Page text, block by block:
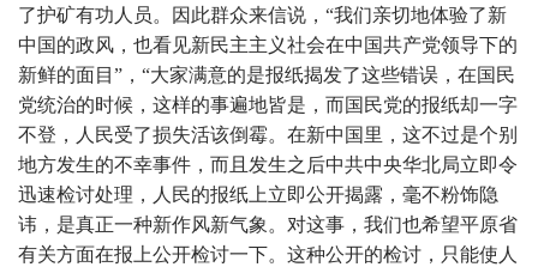
了护矿有功人员。因此群众来信说，“我们亲切地体验了新
中国的政风，也看见新民主主义社会在中国共产党领导下的
新鲜的面目”，“大家满意的是报纸揭发了这些错误，在国民
党统治的时候，这样的事遍地皆是，而国民党的报纸却一字
不登，人民受了损失活该倒霉。在新中国里，这不过是个别
地方发生的不幸事件，而且发生之后中共中央华北局立即令
迅速检讨处理，人民的报纸上立即公开揭露，毫不粉饰隐
讳，是真正一种新作风新气象。对这事，我们也希望平原省
有关方面在报上公开检讨一下。这种公开的检讨，只能使人